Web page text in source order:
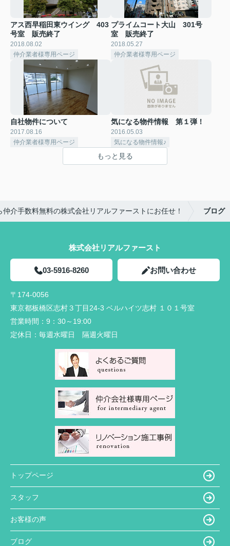
アス西早稲田東ウイング 403
号室 販売終了
2018.08.02
仲介業者様専用ページ
プライムコート大山 301号
室 販売終了
2018.05.27
仲介業者様専用ページ
自社物件について
2017.08.16
仲介業者様専用ページ
気になる物件情報 第１弾！
2016.05.03
気になる物件情報♪
もっと見る
介手数料無料の株式会社リアルファーストにお任せ！ ブログ
株式会社リアルファースト
03-5916-8260 お問い合わせ
〒174-0056
東京都板橋区志村３丁目24-3 ベルハイツ志村 １０１号室
営業時間： 9：30～19:00
定休日： 毎週水曜日 隔週火曜日
トップページ
スタッフ
お客様の声
ブログ